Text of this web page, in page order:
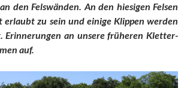
den Felswänden. An den hiesigen Felsen
erlaubt zu sein und einige Klippen werden
Erinnerungen an unsere früheren Kletter-
auf.